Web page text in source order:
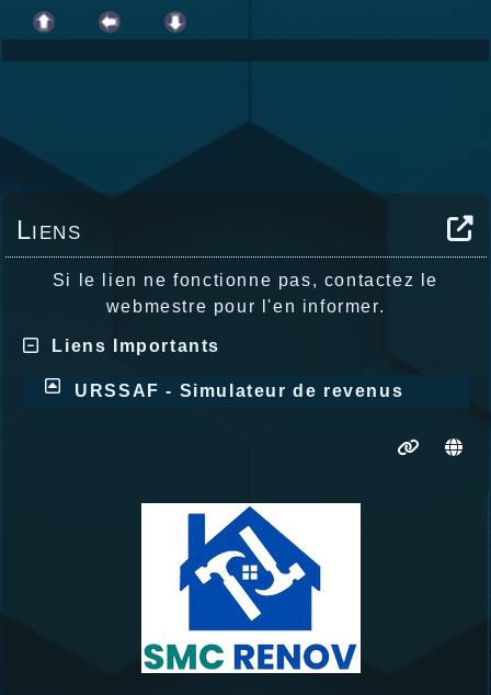
Liens
Si le lien ne fonctionne pas, contactez le
webmestre pour l'en informer.
Liens Importants
URSSAF - Simulateur de revenus